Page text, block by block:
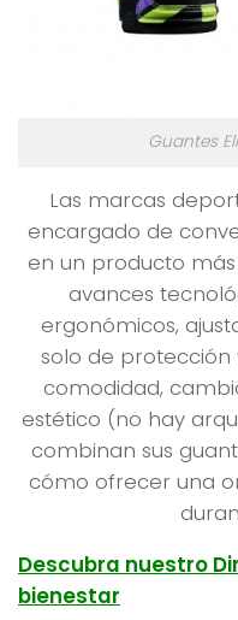
Guantes
Las marcas
encargado de
en un producto
avances
ergonómicos,
solo de
comodidad,
estético (no hay
combinan sus
cómo ofrecer una
Descubra nuestro
bienestar